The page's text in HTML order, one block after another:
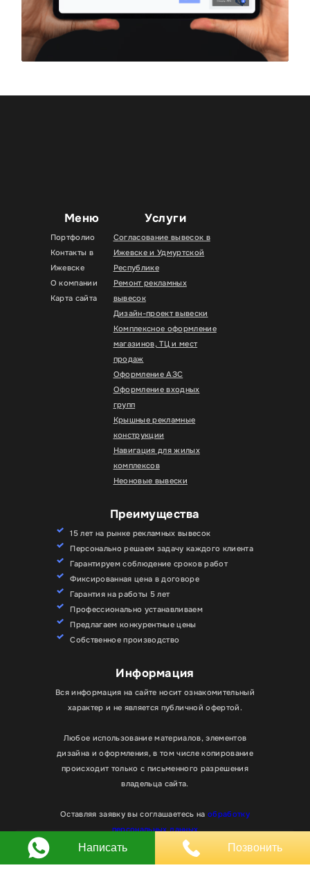
Меню
Портфолио
Контакты в
Ижевске
О компании
Карта сайта
Услуги
Согласование вывесок в
Ижевске и Удмуртской
Республике
Ремонт рекламных
вывесок
Дизайн-проект вывески
Комплексное оформление
магазинов, ТЦ и мест
продаж
Оформление АЗС
Оформление входных
групп
Крышные рекламные
конструкции
Навигация для жилых
комплексов
Неоновые вывески
Преимущества
15 лет на рынке рекламных вывесок
Персонально решаем задачу каждого клиента
Гарантируем соблюдение сроков работ
Фиксированная цена в договоре
Гарантия на работы 5 лет
Профессионально устанавливаем
Предлагаем конкурентные цены
Собственное производство
Информация
Вся информация на сайте носит ознакомительный
характер и не является публичной офертой.
Любое использование материалов, элементов
дизайна и оформления, в том числе копирование
происходит только с письменного разрешения
владельца сайта.
Оставляя заявку вы соглашаетесь на обработку
персональных данных
© RPKLUXEXPO 2025.
файлы cookie. Вы всегда можете отключить файлы
cookie в настройках браузера.
Написать Позвонить